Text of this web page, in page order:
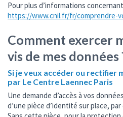
Pour plus d’informations
https://www.cnil.fr/fr/comprendre-
Comment exercer
vis de mes données
Si je veux accéder ou rectifier
par Le Centre Laennec Paris
Une demande d’accès à vos
d’une pièce d’identité sur place,